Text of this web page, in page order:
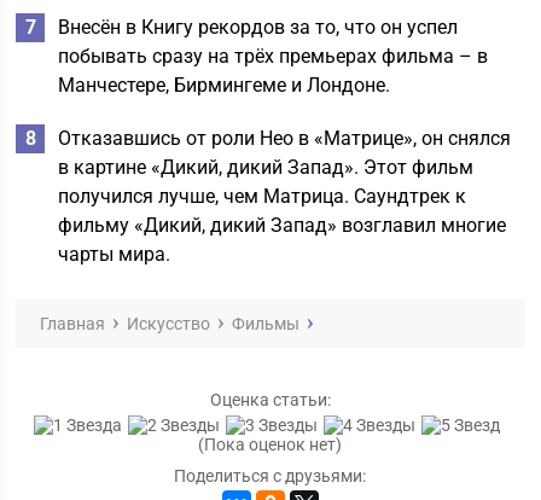
Внесён в Книгу рекордов за то, что он успел
побывать сразу на трёх премьерах фильма – в
Манчестере, Бирмингеме и Лондоне.
Отказавшись от роли Нео в «Матрице», он снялся
в картине «Дикий, дикий Запад». Этот фильм
получился лучше, чем Матрица. Саундтрек к
фильму «Дикий, дикий Запад» возглавил многие
чарты мира.
Главная Искусство Фильмы
Оценка статьи:
(Пока оценок нет)
Поделиться с друзьями: